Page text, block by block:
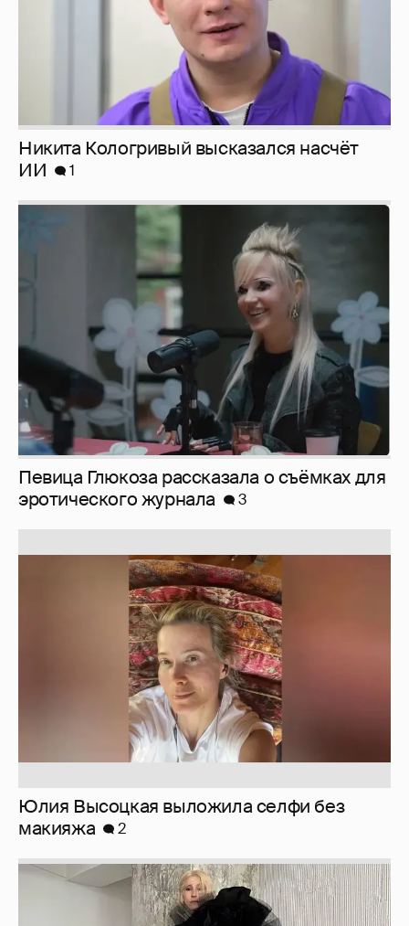
Никита Кологривый высказался насчёт
ИИ
1
Певица Глюкоза рассказала о съёмках для
эротического журнала
3
Юлия Высоцкая выложила селфи без
макияжа
2